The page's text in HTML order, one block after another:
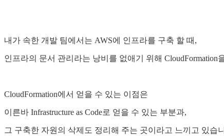
내가 속한 개발 팀에서는 AWS에 인프라를 구축 할 때,
인프라의 문서 관리라는 낭비를 없애기 위해
CloudFormation에서 얻을 수 있는 이점은
이른바 Infrastructure as Code로 얻을 수 있는 부분과,
그 구축한 자원의 삭제도 정리해 주는 곳이라고 느끼고 있습